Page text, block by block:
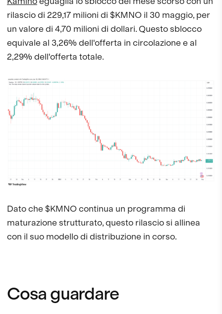
rilascio di 229,17 milioni di $KMNO il 30 maggio, per
un valore di 4,70 milioni di dollari. Questo sblocco
equivale al 3,26% dell'offerta in circolazione e al
2,29% dell'offerta totale.
Dato che $KMNO continua un programma di
maturazione strutturato, questo rilascio si allinea
con il suo modello di distribuzione in corso.
Cosa guardare